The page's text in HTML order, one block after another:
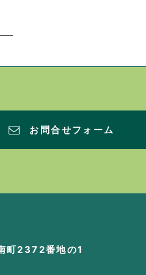
お問合せフォーム
町2372番地の1